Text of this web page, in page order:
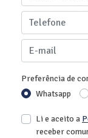
Preferência de
Whatsapp
Li e aceito a
receber